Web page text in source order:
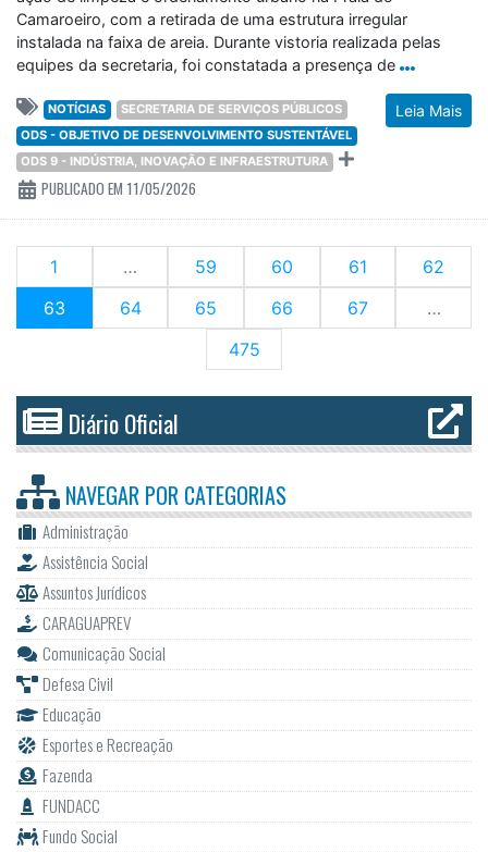
Camaroeiro, com a retirada de uma estrutura irregular
instalada na faixa de areia. Durante vistoria realizada pelas
equipes da secretaria, foi constatada a presença de
Leia Mais
NOTÍCIAS
SECRETARIA DE SERVIÇOS PÚBLICOS
ODS - OBJETIVO DE DESENVOLVIMENTO SUSTENTÁVEL
ODS 9 - INDÚSTRIA, INOVAÇÃO E INFRAESTRUTURA
PUBLICADO EM 11/05/2026
1 … 59 60 61
62
63(current)
64 65 66 67
…
475
Diário Oficial
NAVEGAR POR CATEGORIAS
Administração
Assistência Social
Assuntos Jurídicos
CARAGUAPREV
Comunicação Social
Defesa Civil
Educação
Esportes e Recreação
Fazenda
FUNDACC
Fundo Social